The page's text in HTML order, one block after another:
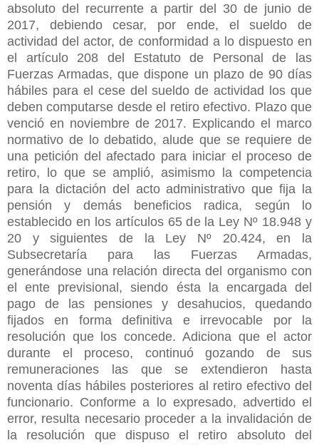
absoluto del recurrente a partir del 30 de junio de
2017, debiendo cesar, por ende, el sueldo de
actividad del actor, de conformidad a lo dispuesto en
el artículo 208 del Estatuto de Personal de las
Fuerzas Armadas, que dispone un plazo de 90 días
hábiles para el cese del sueldo de actividad los que
deben computarse desde el retiro efectivo. Plazo que
venció en noviembre de 2017. Explicando el marco
normativo de lo debatido, alude que se requiere de
una petición del afectado para iniciar el proceso de
retiro, lo que se amplió, asimismo la competencia
para la dictación del acto administrativo que fija la
pensión y demás beneficios radica, según lo
establecido en los artículos 65 de la Ley Nº 18.948 y
20 y siguientes de la Ley Nº 20.424, en la
Subsecretaría para las Fuerzas Armadas,
generándose una relación directa del organismo con
el ente previsional, siendo ésta la encargada del
pago de las pensiones y desahucios, quedando
fijados en forma definitiva e irrevocable por la
resolución que los concede. Adiciona que el actor
durante el proceso, continuó gozando de sus
remuneraciones las que se extendieron hasta
noventa días hábiles posteriores al retiro efectivo del
funcionario. Conforme a lo expresado, advertido el
error, resulta necesario proceder a la invalidación de
la resolución que dispuso el retiro absoluto del